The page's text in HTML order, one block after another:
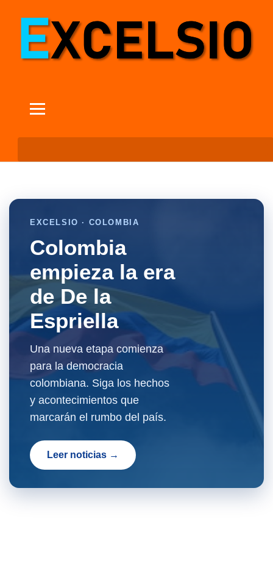
EXCELSIO · COLOMBIA
Colombia
empieza la era
de De la
Espriella
Una nueva etapa comienza
para la democracia
colombiana. Siga los hechos
y acontecimientos que
marcarán el rumbo del país.
Leer noticias →